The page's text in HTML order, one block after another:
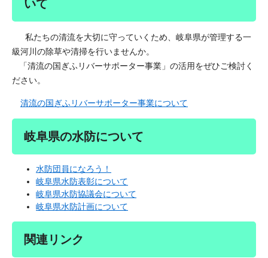
いて
私たちの清流を大切に守っていくため、岐阜県が管理する一
級河川の除草や清掃を行いませんか。
「清流の国ぎふリバーサポーター事業」の活用をぜひご検討く
ださい。
清流の国ぎふリバーサポーター事業について
岐阜県の水防について
水防団員になろう！
岐阜県水防表彰について
岐阜県水防協議会について
岐阜県水防計画について
関連リンク